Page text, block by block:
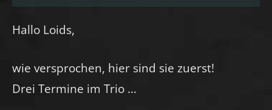
Hallo Loids,
wie versprochen, hier sind sie zuerst!
Drei Termine im Trio …